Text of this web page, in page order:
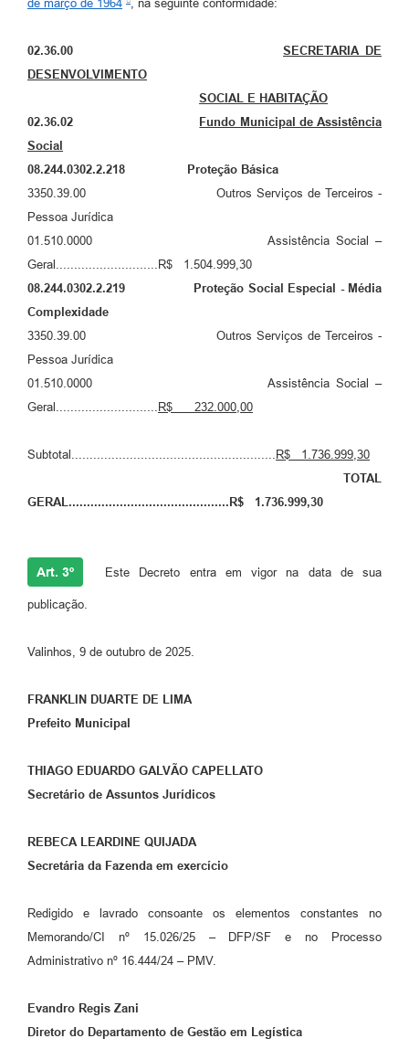
de março de 1964 , na seguinte conformidade:
02.36.00SECRETARIA DE
DESENVOLVIMENTO
SOCIAL E HABITAÇÃO
02.36.02
Fundo Municipal de Assistência
Social
08.244.0302.2.218
Proteção Básica
3350.39.00 Outros Serviços de Terceiros -
Pessoa Jurídica
01.510.0000 Assistência Social –
Geral............................R$ 1.504.999,30
08.244.0302.2.219
Proteção Social Especial - Média
Complexidade
3350.39.00 Outros Serviços de Terceiros -
Pessoa Jurídica
01.510.0000 Assistência Social –
Geral............................ R$ 232.000,00
Subtotal........................................................ R$ 1.736.999,30
TOTAL
GERAL............................................R$ 1.736.999,30
Art. 3º Este Decreto entra em vigor na data de sua
publicação.
Valinhos, 9 de outubro de 2025.
FRANKLIN DUARTE DE LIMA
Prefeito Municipal
THIAGO EDUARDO GALVÃO CAPELLATO
Secretário de Assuntos Jurídicos
REBECA LEARDINE QUIJADA
Secretária da Fazenda em exercício
Redigido e lavrado consoante os elementos constantes no
Memorando/CI nº 15.026/25 – DFP/SF e no Processo
Administrativo nº 16.444/24 – PMV.
Evandro Regis Zani
Diretor do Departamento de Gestão em Legística